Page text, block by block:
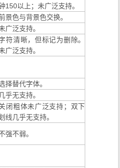
150以上；未广泛支持。
景色与背景色交换。
广泛支持。
符清晰，但标记为删除。
广泛支持。
择替代字体。
几乎无支持。
闭粗体未广泛支持；双下
线几乎无支持。
强不弱。